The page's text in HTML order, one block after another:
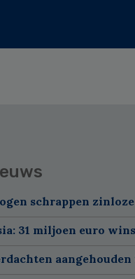
schrappen
31 miljoen euro